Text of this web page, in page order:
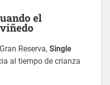
el
Reserva, Single
al tiempo de crianza